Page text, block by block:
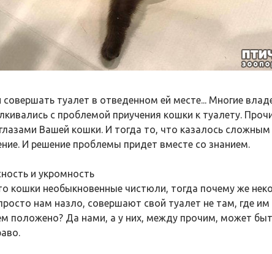
туалет в отведенном ей месте... Многие
с проблемой приучения кошки к туалету.
глазами Вашей кошки. И тогда то, что казалось
И решение проблемы придет вместе со знанием.
и укромность
кошки необыкновенные чистюли, тогда почему же
нам назло, совершают свой туалет не там, где
положено? Да нами, а у них, между прочим, может